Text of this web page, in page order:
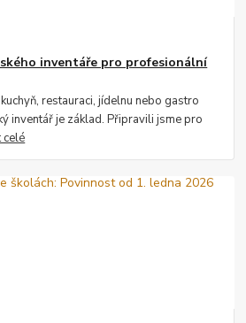
inventáře pro profesionální
restauraci, jídelnu nebo gastro
inventář je základ. Připravili jsme pro
celé